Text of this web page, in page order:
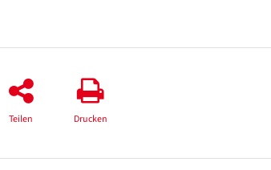
Teilen Drucken